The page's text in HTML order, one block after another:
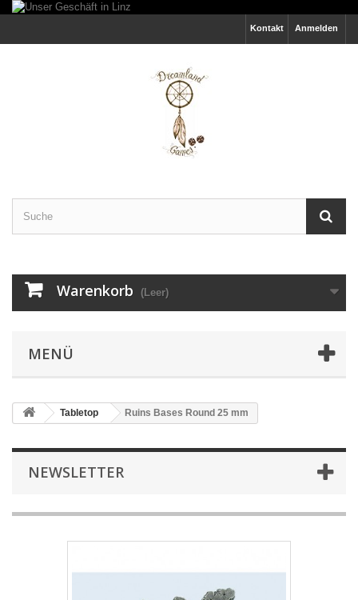
Anmelden
Kontakt
Warenkorb (Leer)
MENÜ
Tabletop Ruins Bases Round 25 mm
NEWSLETTER